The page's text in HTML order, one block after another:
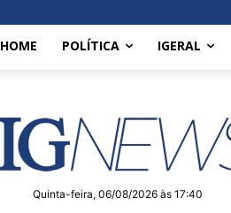
HOME POLÍTICA IGERAL
Quinta-feira, 06/08/2026 às 17:40